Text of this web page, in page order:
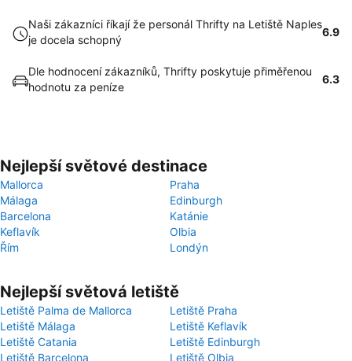
Naši zákazníci říkají že personál Thrifty na Letiště Naples
je docela schopný
6.9
Dle hodnocení zákazníků, Thrifty poskytuje přiměřenou
hodnotu za peníze
6.3
Nejlepší světové destinace
Mallorca
Praha
Málaga
Edinburgh
Barcelona
Katánie
Keflavík
Olbia
Řím
Londýn
Nejlepší světová letiště
Letiště Palma de Mallorca
Letiště Praha
Letiště Málaga
Letiště Keflavík
Letiště Catania
Letiště Edinburgh
Letiště Barcelona
Letiště Olbia